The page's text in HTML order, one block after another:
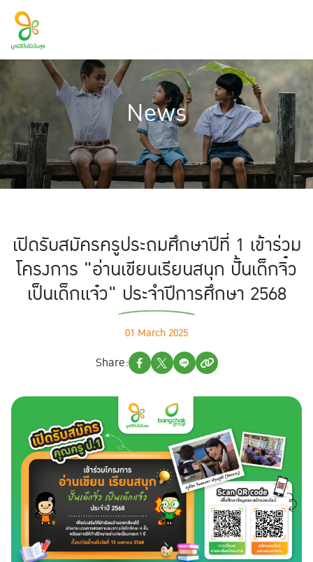
SITE SEARCH
News
เปิดรับสมัครครูประถมศึกษาปีที่ 1 เข้าร่วม
โครงการ "อ่านเขียนเรียนสนุก ปั้นเด็กจิ๋ว
เป็นเด็กแจ๋ว" ประจำปีการศึกษา 2568
01 March 2025
Share: